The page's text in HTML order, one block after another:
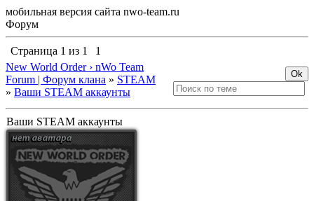
мобильная версия сайта nwo-team.ru
Форум
Страница 1 из 1
1
New World Order › nWo Team
Forum | Форум клана » STEAM
» Ваши STEAM аккаунты
Ваши STEAM аккаунты